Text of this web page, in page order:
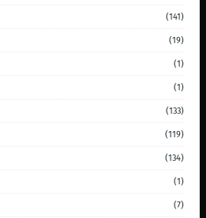
(141)
(19)
(1)
(1)
(133)
(119)
(134)
(1)
(7)